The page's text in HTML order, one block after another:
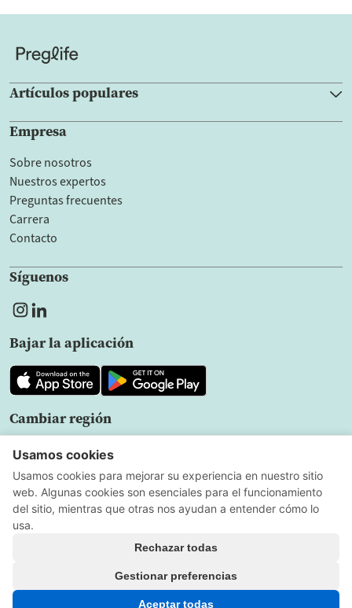
Artículos populares
Empresa
Sobre nosotros
Nuestros expertos
Preguntas frecuentes
Carrera
Contacto
Síguenos
Bajar la aplicación
Cambiar región
ES
Política de privacidad
Todos los Derechos Reservados Copyright © 2026